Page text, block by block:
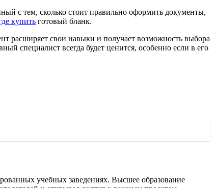
с тем, сколько стоит правильно оформить документы,
купить готовый бланк.
расширяет свои навыки и получает возможность выбора
специалист всегда будет ценится, особенно если в его
учебных заведениях. Высшее образование